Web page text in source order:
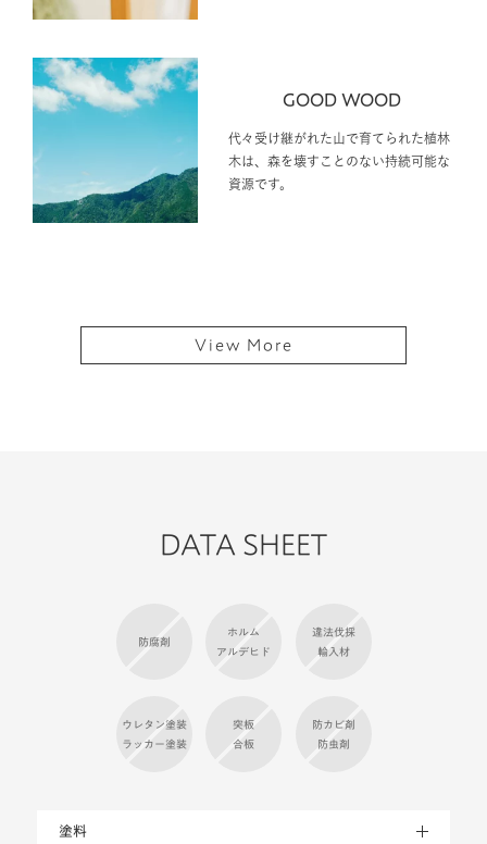
GOOD WOOD
代々受け継がれた山で育てられた植林
木は、森を壊すことのない持続可能な
資源です。
View More
DATA SHEET
防腐剤
ホルム
アルデヒド
違法伐採
輸入材
ウレタン塗装
ラッカー塗装
突板
合板
防カビ剤
防虫剤
塗料